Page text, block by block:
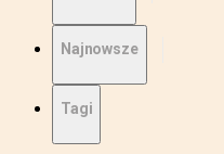
Najnowsze
Tagi